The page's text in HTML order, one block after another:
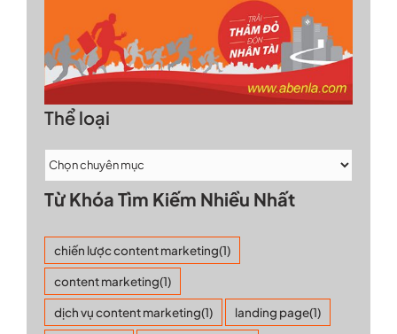
Thể loại
Từ Khóa Tìm Kiếm Nhiều Nhất
chiến lược content marketing(1)
content marketing(1)
dịch vụ content marketing(1) landing page(1)